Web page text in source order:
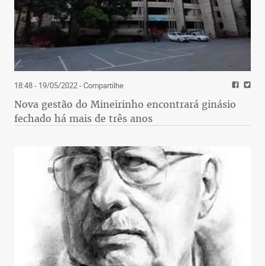
18:48 - 19/05/2022- Compartilhe
Nova gestão do Mineirinho encontrará ginásio
fechado há mais de três anos